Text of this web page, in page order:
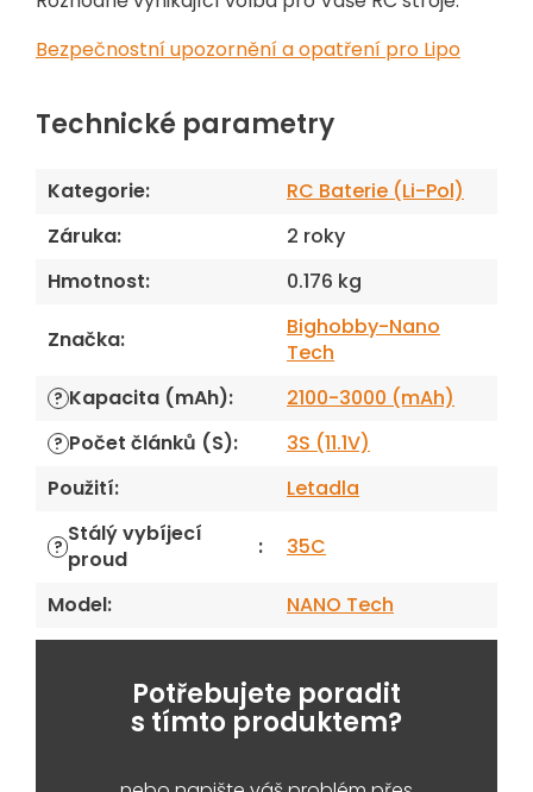
Bezpečnostní upozornění a opatření pro Lipo
Technické parametry
Kategorie:
RC Baterie (Li-Pol)
Záruka:
2 roky
Hmotnost: 0.176 kg
Značka:
Bighobby-Nano
Tech
? Kapacita (mAh): 2100-3000 (mAh)
? Počet článků (S):
3S (11.1V)
Použití: Letadla
? Stálý vybíjecí
proud
: 35C
Model: NANO Tech
Potřebujete poradit
s tímto produktem?